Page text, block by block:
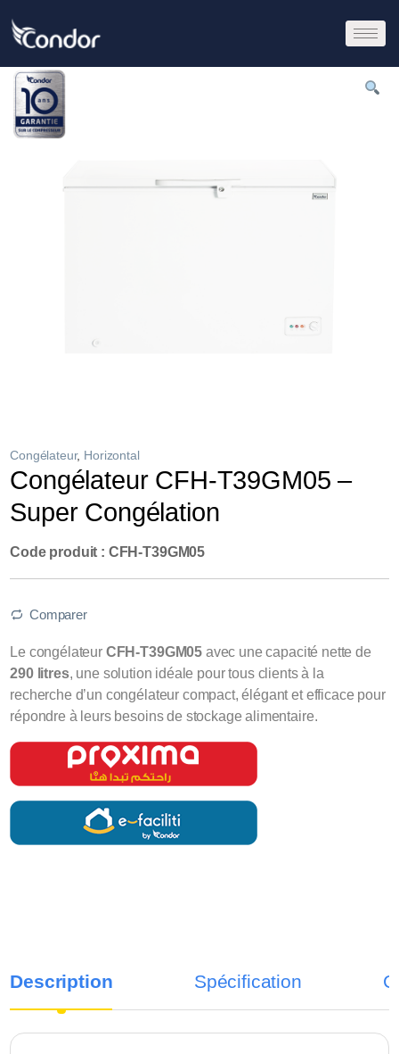
Congélateur, Horizontal
Congélateur CFH-T39GM05 –
Super Congélation
Code produit : CFH-T39GM05
Comparer
Le congélateur CFH-T39GM05 avec une capacité nette de
290 litres, une solution idéale pour tous clients à la
recherche d’un congélateur compact, élégant et efficace pour
répondre à leurs besoins de stockage alimentaire.
Description Spécification